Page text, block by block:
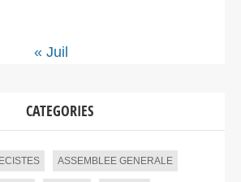
« Juil
CATEGORIES
ASSEMBLEE GENERALE